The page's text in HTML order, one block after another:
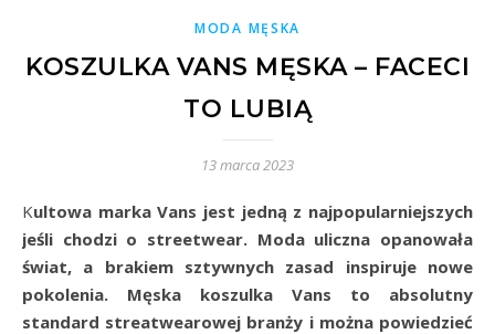
MODA MĘSKA
KOSZULKA VANS MĘSKA – FACECI
TO LUBIĄ
13 marca 2023
Kultowa marka Vans jest jedną z najpopularniejszych
jeśli chodzi o streetwear. Moda uliczna opanowała
świat, a brakiem sztywnych zasad inspiruje nowe
pokolenia. Męska koszulka Vans to absolutny
standard streatwearowej branży i można powiedzieć